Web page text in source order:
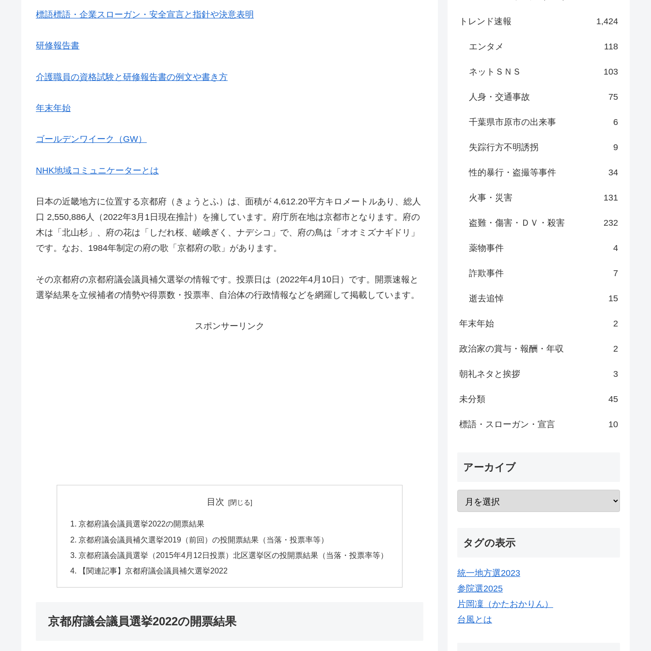
標語標語・企業スローガン・安全宣言と指針や決意表明
研修報告書
介護職員の資格試験と研修報告書の例文や書き方
年末年始
ゴールデンワイーク（GW）
NHK地域コミュニケーターとは
日本の近畿地方に位置する京都府（きょうとふ）は、面積が 4,612.20平方キロメートルあり、総人
口 2,550,886人（2022年3月1日現在推計）を擁しています。府庁所在地は京都市となります。府の
木は「北山杉」、府の花は「しだれ桜、嵯峨ぎく、ナデシコ」で、府の鳥は「オオミズナギドリ」
です。なお、1984年制定の府の歌「京都府の歌」があります。
その京都府の京都府議会議員補欠選挙の情報です。投票日は（2022年4月10日）です。開票速報と
選挙結果を立候補者の情勢や得票数・投票率、自治体の行政情報などを網羅して掲載しています。
スポンサーリンク
目次
京都府議会議員選挙2022の開票結果
京都府議会議員補欠選挙2019（前回）の投開票結果（当落・投票率等）
京都府議会議員選挙（2015年4月12日投票）北区選挙区の投開票結果（当落・投票率等）
【関連記事】京都府議会議員補欠選挙2022
京都府議会議員選挙2022の開票結果
トレンド速報 1,424
エンタメ 118
ネットＳＮＳ 103
人身・交通事故 75
千葉県市原市の出来事 6
失踪行方不明誘拐 9
性的暴行・盗撮等事件 34
火事・災害 131
盗難・傷害・ＤＶ・殺害 232
薬物事件 4
詐欺事件 7
逝去追悼 15
年末年始 2
政治家の賞与・報酬・年収 2
朝礼ネタと挨拶 3
未分類 45
標語・スローガン・宣言 10
アーカイブ
タグの表示
統一地方選2023
参院選2025
片岡凜（かたおかりん）
台風とは